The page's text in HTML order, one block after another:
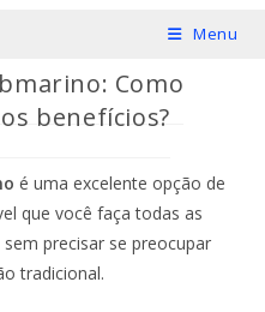
Menu
Como
benefícios?
é uma excelente opção de
que você faça todas as
precisar se preocupar
tradicional.